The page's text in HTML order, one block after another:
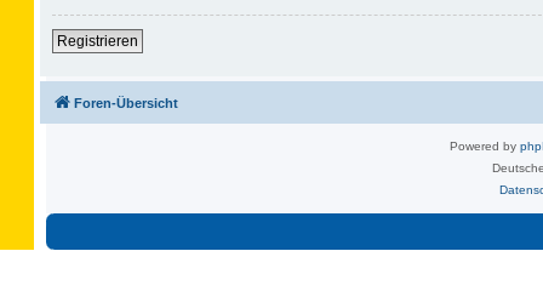
Registrieren
Foren-Übersicht
Powered by